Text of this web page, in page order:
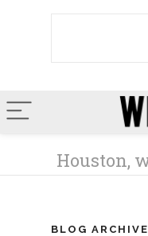
BLOG ARCHIVE